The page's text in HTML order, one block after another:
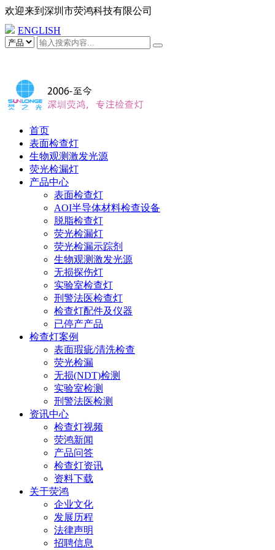
欢迎来到 深圳市荧鸿科技有限公司
ENGLISH
表面瑕疵检查灯，荧光检漏
灯，激发光源
首页
表面检查灯
生物观测激发光源
荧光检漏灯
产品中心
表面检查灯
AOI半导体材料检查设备
脱脂检查灯
荧光检漏灯
荧光检漏示踪剂
生物观测激发光源
无损探伤灯
实验室检查灯
刑警法医检查灯
检查灯配件及仪器
已停产产品
检查灯案例
表面瑕疵/清洗检查
荧光检漏
无损(NDT)检测
实验室检测
刑警法医检测
资讯中心
检查灯视频
荧鸿新闻
产品问答
检查灯资讯
资料下载
关于荧鸿
企业文化
发展历程
法律声明
招聘信息